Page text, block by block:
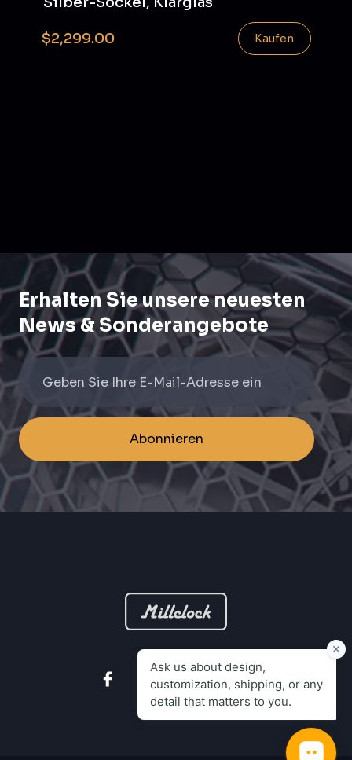
$2,299.00 Kaufen
Erhalten Sie unsere neuesten
News & Sonderangebote
Abonnieren